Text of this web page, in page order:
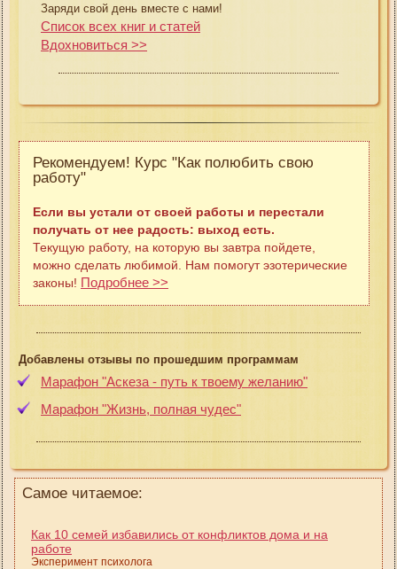
Заряди свой день вместе с нами!
Список всех книг и статей
Вдохновиться >>
Рекомендуем! Курс "Как полюбить свою
работу"
Если вы устали от своей работы и перестали
получать от нее радость: выход есть.
Текущую работу, на которую вы завтра пойдете,
можно сделать любимой. Нам помогут эзотерические
законы! Подробнее >>
Добавлены отзывы по прошедшим программам
Марафон "Аскеза - путь к твоему желанию"
Марафон "Жизнь, полная чудес"
Самое читаемое:
Как 10 семей избавились от конфликтов дома и на
работе
Эксперимент психолога